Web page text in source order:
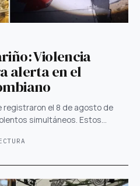
Violencia
alerta en el
registraron el 8 de agosto de
simultáneos. Estos…